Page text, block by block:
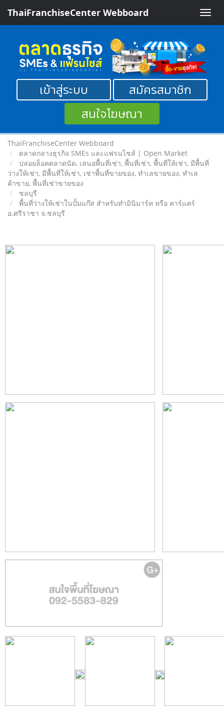
Toggle
ThaiFranchiseCenter Webboard
เข้าสู่ระบบ
สมัครสมาชิก
สนใจโฆษณา
ThaiFranchiseCenter Webboard
ตลาดกลางธุรกิจ SMEs และแฟรนไชส์ | Open Market
ปล่อยล็อคตลาดนัด, เสนอพื้นที่เช่า, พื้นที่เช่า, พื้นที่ให้เช่า, มีพื้นที่
ว่างให้เช่า, มีพื้นที่ให้เช่า, เช่าพื้นที่ขายของ, ทําเลขายของ, ทำเล
ค้าขาย, พื้นที่เช่าขายของ
ชลบุรี
พื้นที่ว่างให้เช่าในปั้มแก๊ส สำหรับทำมินิมาร์ท หรือ คาร์แคร์
อ.ศรีราชา จ.ชลบุรี